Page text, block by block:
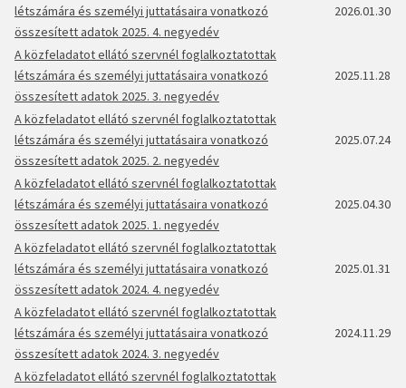
létszámára és személyi juttatásaira vonatkozó
összesített adatok 2025. 4. negyedév
2026.01.30
A közfeladatot ellátó szervnél foglalkoztatottak
létszámára és személyi juttatásaira vonatkozó
összesített adatok 2025. 3. negyedév
2025.11.28
A közfeladatot ellátó szervnél foglalkoztatottak
létszámára és személyi juttatásaira vonatkozó
összesített adatok 2025. 2. negyedév
2025.07.24
A közfeladatot ellátó szervnél foglalkoztatottak
létszámára és személyi juttatásaira vonatkozó
összesített adatok 2025. 1. negyedév
2025.04.30
A közfeladatot ellátó szervnél foglalkoztatottak
létszámára és személyi juttatásaira vonatkozó
összesített adatok 2024. 4. negyedév
2025.01.31
A közfeladatot ellátó szervnél foglalkoztatottak
létszámára és személyi juttatásaira vonatkozó
összesített adatok 2024. 3. negyedév
2024.11.29
A közfeladatot ellátó szervnél foglalkoztatottak